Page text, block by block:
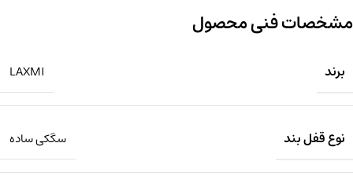
مشخصات فنی محصول
برند LAXMI
نوع قفل بند سگکی ساده